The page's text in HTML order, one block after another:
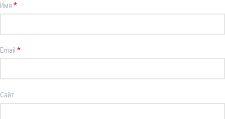
Имя *
Email *
Сайт